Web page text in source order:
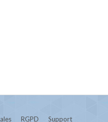
RGPD Support